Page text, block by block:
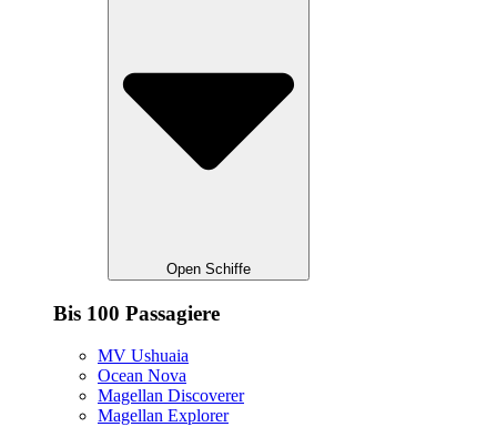
Open Schiffe
Bis 100 Passagiere
MV Ushuaia
Ocean Nova
Magellan Discoverer
Magellan Explorer